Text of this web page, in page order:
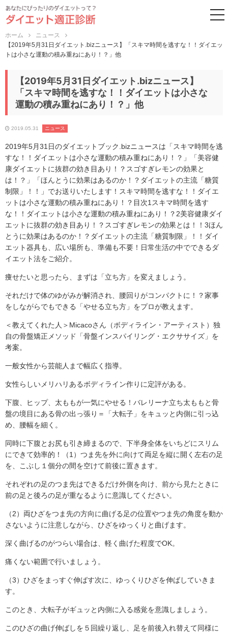
ホーム
ニュース
【2019年5月31日ダイエット.bizニュース】「スキマ時間を逃すな！！ダイエッ
トは小さな運動の積み重ねにあり！？」他
【2019年5月31日ダイエット.bizニュース】
「スキマ時間を逃すな！！ダイエットは小さな
運動の積み重ねにあり！？」他
2019.05.31 ニュース
2019年5月31日のダイエットブック.bizニュースは「スキマ時間を逃
すな！！ダイエットは小さな運動の積み重ねにあり！？」「美容健
康ダイエットに抜群の効き目あり！？スゴすぎレモンの効果と
は！？」「ほんとうに効果はあるのか！？ダイエットの主流「糖質
制限」！！」でお送りいたします！スキマ時間を逃すな！！ダイエ
ットは小さな運動の積み重ねにあり！？目次1スキマ時間を逃す
な！！ダイエットは小さな運動の積み重ねにあり！？2美容健康ダイ
エットに抜群の効き目あり！？スゴすぎレモンの効果とは！！3ほん
とうに効果はあるのか！？ダイエットの主流「糖質制限」！！ダイ
エット器具も、広い場所も、準備も不要！日常生活の中でできるダ
イエット法をご紹介。
痩せたいと思ったら、まずは「立ち方」を変えましょう。
それだけで体のゆがみが解消され、腰回りがコンパクトに！？家事
をしながらでもできる「やせる立ち方」をプロが教えます。
＜教えてくれた人＞Micacoさん（ボディライン・アーティスト）独
自の骨盤矯正メソッド「骨盤インスパイリング・エクササイズ」を
考案。
一般女性から芸能人まで幅広く指導。
女性らしいメリハリあるボディライン作りに定評がある。
下腹、ヒップ、太ももが一気にやせる！バレリーナ立ち太ももと骨
盤の境目にある骨の出っ張り＝「大転子」をキュッと内側に引っ込
め、腰幅を細く。
同時に下腹とお尻も引き締まるので、下半身全体をいちどにスリム
にできて効率的！（1）つま先を外に向けて両足を縦に開く左右の足
を、こぶし１個分の間を空けて前後に置きます。
それぞれの足のつま先はできるだけ外側を向け、前から見たときに
前の足と後ろの足が重なるように意識してください。
（2）両ひざをつま先の方向に曲げる足の位置やつま先の角度を動か
さないように注意しながら、ひざをゆっくりと曲げます。
深く曲げるのがつらい場合は、軽く曲げた程度でOK。
痛くない範囲で行いましょう。
（3）ひざをまっすぐ伸ばす次に、ゆっくりひざを伸ばしていきま
す。
このとき、大転子がギュッと内側に入る感覚を意識しましょう。
このひざの曲げ伸ばしを５回繰り返し、足を前後入れ替えて同様に